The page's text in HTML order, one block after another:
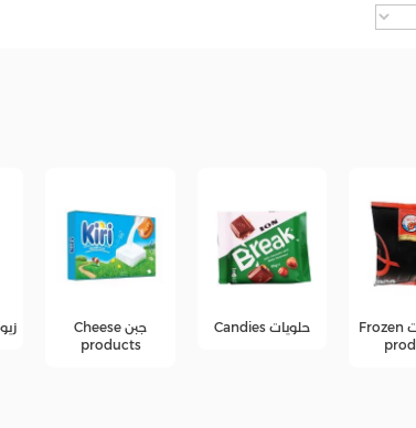
جبن Cheese
زيوت Oil products